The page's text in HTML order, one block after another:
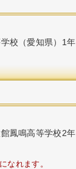
校（愛知県）1年
鳳鳴高等学校2年
なれます。